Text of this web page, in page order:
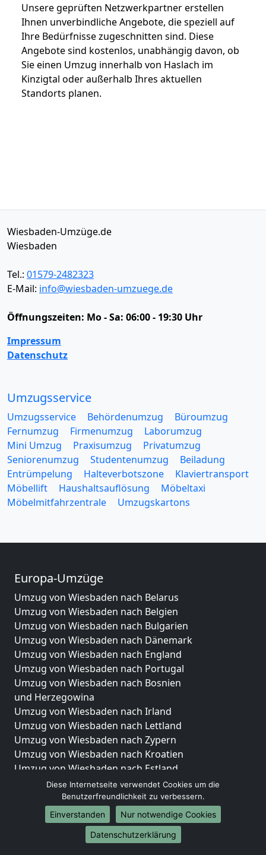
Unsere geprüften Netzwerkpartner erstellen
Ihnen unverbindliche Angebote, die speziell auf
Ihre Bedürfnisse zugeschnitten sind. Diese
Angebote sind kostenlos, unabhängig davon, ob
Sie einen Umzug innerhalb von Haslach im
Kinzigtal oder außerhalb Ihres aktuellen
Standorts planen.
Wiesbaden-Umzüge.de
Wiesbaden
Tel.: 01579-2482323
E-Mail: info@wiesbaden-umzuege.de
Öffnungszeiten: Mo - Sa: 06:00 - 19:30 Uhr
Impressum
Datenschutz
Umzugsservice
Umzugsservice Behördenumzug
Büroumzug
Fernumzug
Firmenumzug
Laborumzug
Mini Umzug
Praxisumzug
Privatumzug
Seniorenumzug
Studentenumzug
Beiladung
Entrümpelung
Halteverbotszone
Klaviertransport
Möbellift
Haushaltsauflösung
Möbeltaxi
Möbelmitfahrzentrale
Umzugskartons
Europa-Umzüge
Umzug von Wiesbaden nach Belarus
Umzug von Wiesbaden nach Belgien
Umzug von Wiesbaden nach Bulgarien
Umzug von Wiesbaden nach Dänemark
Umzug von Wiesbaden nach England
Umzug von Wiesbaden nach Portugal
Umzug von Wiesbaden nach Bosnien
und Herzegowina
Umzug von Wiesbaden nach Irland
Umzug von Wiesbaden nach Lettland
Umzug von Wiesbaden nach Zypern
Umzug von Wiesbaden nach Kroatien
Umzug von Wiesbaden nach Estland
Umzug von Wiesbaden nach Finnland
Umzug von Wiesbaden nach Frankreich
Umzug von Wiesbaden nach Griechenland
Umzug von Wiesbaden nach Italien
Umzug von Wiesbaden nach Liechtenstein
Diese Internetseite verwendet Cookies um die
Benutzerfreundlichkeit zu verbessern.
Einverstanden
Nur notwendige Cookies
Datenschutzerklärung